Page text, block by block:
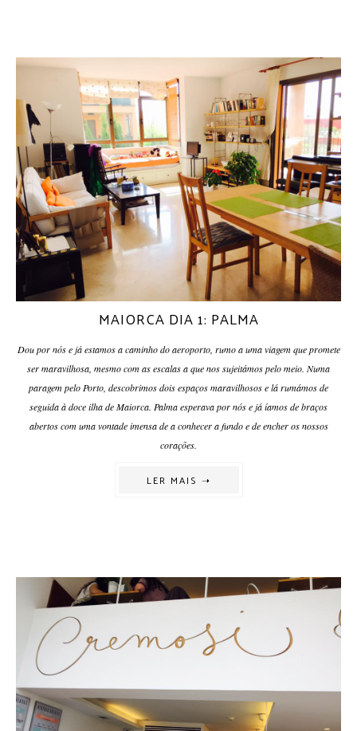
MAIORCA DIA 1: PALMA
Dou por nós e já estamos a caminho do aeroporto, rumo a uma viagem que promete
ser maravilhosa, mesmo com as escalas a que nos sujeitámos pelo meio. Numa
paragem pelo Porto, descobrimos dois espaços maravilhosos e lá rumámos de
seguida à doce ilha de Maiorca. Palma esperava por nós e já íamos de braços
abertos com uma vontade imensa de a conhecer a fundo e de encher os nossos
corações.
LER MAIS ➝